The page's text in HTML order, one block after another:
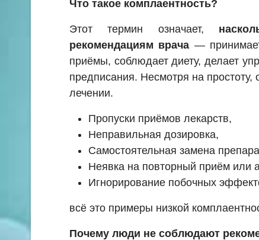
Что такое комплаентность?
Этот термин означает,
рекомендациям врача —
приёмы, соблюдает диету, делает
предписания. Несмотря на простоту,
лечении.
Пропуски приёмов лекарств,
Неправильная дозировка,
Самостоятельная замена
Неявка на повторный приём или
Игнорирование побочных
всё это примеры низкой
Почему люди не соблюдают